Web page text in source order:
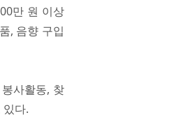
만 원 이상
, 음향 구입
사활동, 찾
다.